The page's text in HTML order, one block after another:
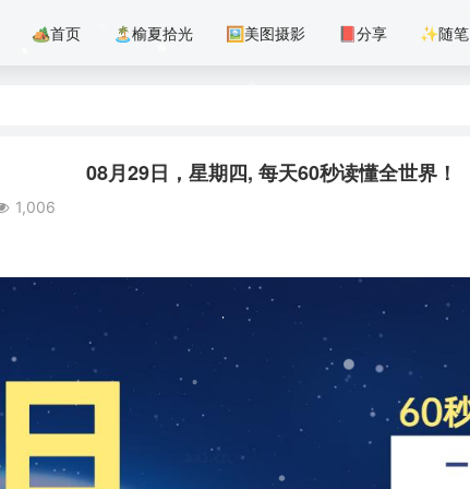
🏕首页 🏝️榆夏拾光 🖼美图摄影 📕分享 ✨随笔
08月29日，星期四, 每天60秒读懂全世界！
1,006